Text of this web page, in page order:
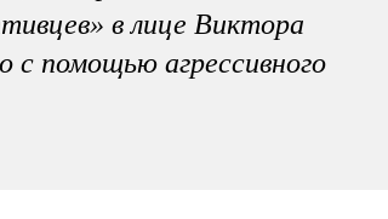
в лице Виктора
помощью агрессивного